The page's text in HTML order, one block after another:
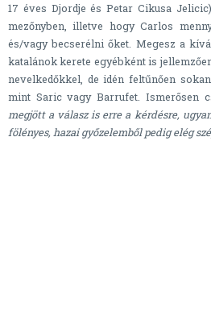
17 éves Djordje és Petar Cikusa
mezőnyben, illetve hogy Carlos
és/vagy becserélni őket. Megesz a
katalánok kerete egyébként is
nevelkedőkkel, de idén feltűnően
mint Saric vagy Barrufet. Ismerősen
megjött a válasz is erre a kérdésre,
fölényes, hazai győzelemből pedig elég